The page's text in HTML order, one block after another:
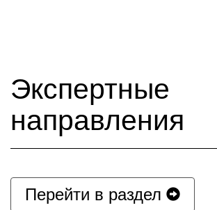
Экспертные
направления
Перейти в раздел